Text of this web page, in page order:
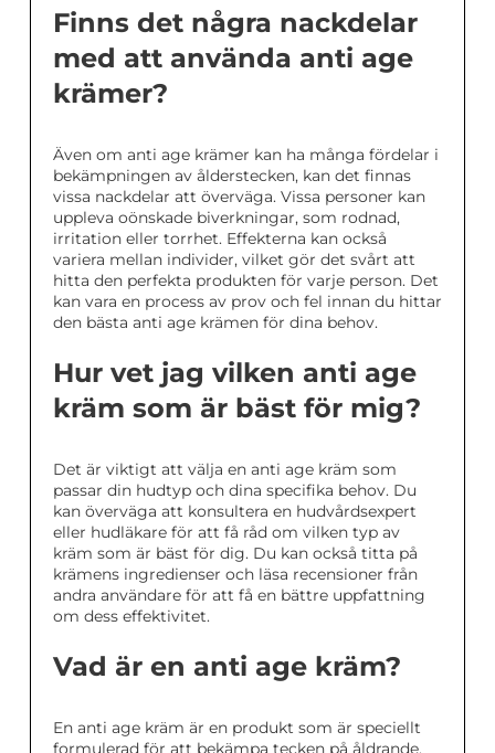
Finns det några nackdelar
med att använda anti age
krämer?
Även om anti age krämer kan ha många fördelar i
bekämpningen av ålderstecken, kan det finnas
vissa nackdelar att överväga. Vissa personer kan
uppleva oönskade biverkningar, som rodnad,
irritation eller torrhet. Effekterna kan också
variera mellan individer, vilket gör det svårt att
hitta den perfekta produkten för varje person. Det
kan vara en process av prov och fel innan du hittar
den bästa anti age krämen för dina behov.
Hur vet jag vilken anti age
kräm som är bäst för mig?
Det är viktigt att välja en anti age kräm som
passar din hudtyp och dina specifika behov. Du
kan överväga att konsultera en hudvårdsexpert
eller hudläkare för att få råd om vilken typ av
kräm som är bäst för dig. Du kan också titta på
krämens ingredienser och läsa recensioner från
andra användare för att få en bättre uppfattning
om dess effektivitet.
Vad är en anti age kräm?
En anti age kräm är en produkt som är speciellt
formulerad för att bekämpa tecken på åldrande,